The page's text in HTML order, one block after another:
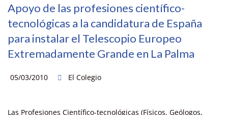
Apoyo de las profesiones científico-
tecnológicas a la candidatura de España
para instalar el Telescopio Europeo
Extremadamente Grande en La Palma
05/03/2010 El Colegio
Las Profesiones Científico-tecnológicas (Físicos, Geólogos,